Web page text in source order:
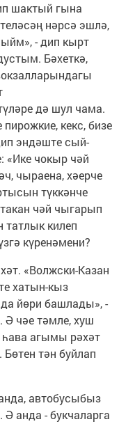
шактый гына
нәрсә эшлә,
- дип кырт
Бәхеткә,
дә шул чама.
кекс, бизе
эндәште сый-
«Ике чокыр чәй
чыраена, хәерче
түккәнче
чәй чыгарып
татлык килеп
күренәмени?
«Волжски-Казан
хатын-кыз
йөри башлады», -
Ә чәе тәмле, хуш
һава агымы рәхәт
тән буйлап
автобусыбыз
анда - букчаларга